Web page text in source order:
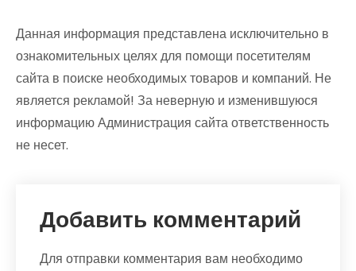
Данная информация представлена исключительно в
ознакомительных целях для помощи посетителям
сайта в поиске необходимых товаров и компаний. Не
является рекламой! За неверную и изменившуюся
информацию Администрация сайта ответственность
не несет.
Добавить комментарий
Для отправки комментария вам необходимо